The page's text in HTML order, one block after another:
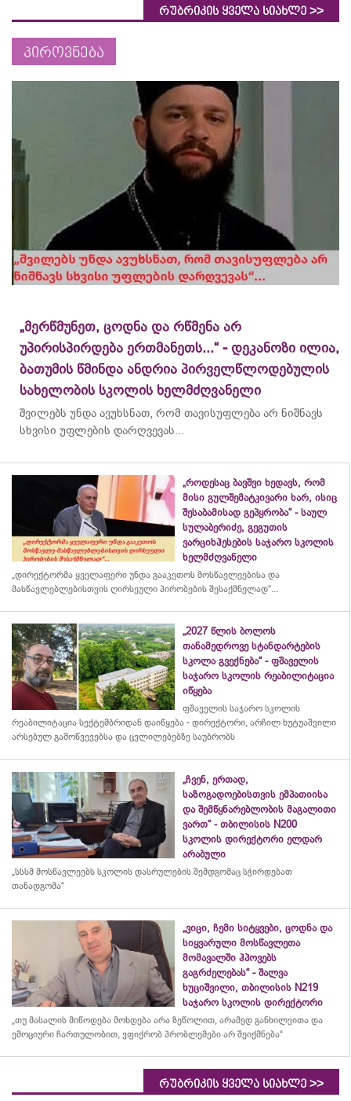
რუბრიკის ყველა სიახლე >>
პიროვნება
„მერწმუნეთ, ცოდნა და რწმენა არ
უპირისპირდება ერთმანეთს...“ - დეკანოზი ილია,
ბათუმის წმინდა ანდრია პირველწლოდებულის
სახელობის სკოლის ხელმძღვანელი
შვილებს უნდა ავუხსნათ, რომ თავისუფლება არ ნიშნავს
სხვისი უფლების დარღვევას...
„როდესაც ბავშვი ხედავს, რომ
მისი გულშემატკივარი ხარ, ისიც
შესაბამისად გეპყრობა“ - საულ
სულაბერიძე, გეგუთის
ვარციხჰესების საჯარო სკოლის
ხელმძღვანელი
„დირექტორმა ყველაფერი უნდა გააკეთოს მოსწავლეებისა და
მასწავლებლებისთვის ღირსეული პირობების შესაქმნელად“...
„2027 წლის ბოლოს
თანამედროვე სტანდარტების
სკოლა გვექნება“ - ფშაველის
საჯარო სკოლის რეაბილიტაცია
იწყება
ფშაველის საჯარო სკოლის
რეაბილიტაცია სექტემბრიდან დაიწყება - დირექტორი, არჩილ ხუტუაშვილი
არსებულ გამოწვევებსა და ცვლილებებზე საუბრობს
„ჩვენ, ერთად,
საზოგადოებისთვის ემპათიისა
და შემწყნარებლობის მაგალითი
ვართ“ - თბილისის N200
სკოლის დირექტორი ელდარ
არაბული
„სსსმ მოსწავლეებს სკოლის დასრულების შემდგომაც სჭირდებათ
თანადგომა“
„ვიცი, ჩემი სიტყვები, ცოდნა და
სიყვარული მოსწავლეთა
მომავალში ჰპოვებს
გაგრძელებას“ - შალვა
ხუციშვილი, თბილისის N219
საჯარო სკოლის დირექტორი
„თუ მასალის მიწოდება მოხდება არა ზეწოლით, არამედ განხილვითა და
ემოციური ჩართულობით, ვფიქრობ პრობლემები არ შეიქმნება“
რუბრიკის ყველა სიახლე >>